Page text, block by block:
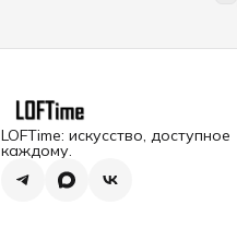
LOFTime: искусство, доступное
каждому.